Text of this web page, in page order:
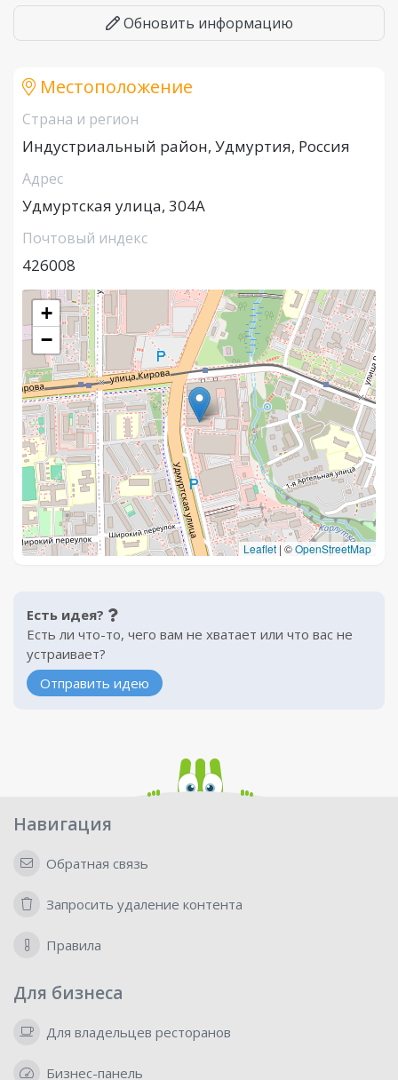
Обновить информацию
Местоположение
Страна и регион
Индустриальный район, Удмуртия, Россия
Адрес
Удмуртская улица, 304А
Почтовый индекс
426008
+
−
Leaflet | ©OpenStreetMap
Есть идея?
Есть ли что-то, чего вам не хватает или что вас не
устраивает?
Отправить идею
Навигация
Обратная связь
Запросить удаление контента
Правила
Для бизнеса
Для владельцев ресторанов
Бизнес-панель